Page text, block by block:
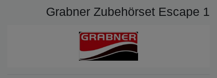
Grabner Zubehörset Escape 1